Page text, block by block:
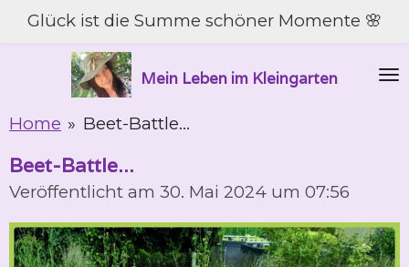
Zum
springen
Mein Leben im Kleingarten
Glück ist die Summe schöner Momente 🌸
Home » Beet-Battle...
Beet-Battle...
Veröffentlicht am 30. Mai 2024 um 07:56